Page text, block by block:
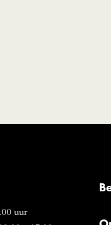
uur